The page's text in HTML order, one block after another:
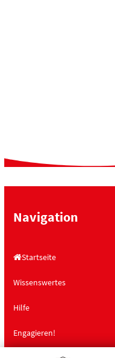
Navigation
Startseite
Wissenswertes
Hilfe
Engagieren!